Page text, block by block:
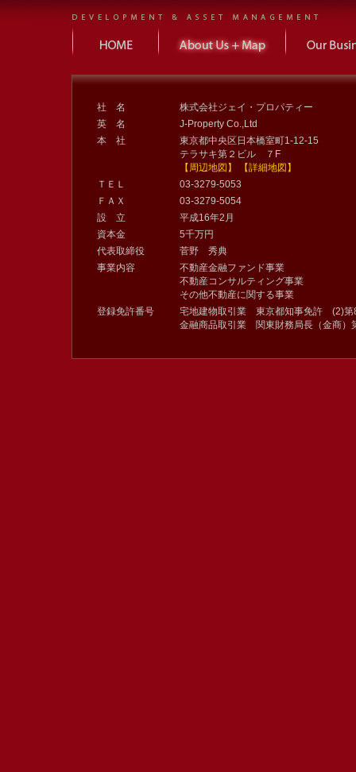
社 名
株式会社ジェイ・プロパティー
英 名
J-Property Co.,Ltd
本 社
東京都中央区日本橋室町1-12-15
テラサキ第２ビル ７F
【周辺地図】
【詳細地図】
ＴＥＬ
03-3279-5053
ＦＡＸ
03-3279-5054
設 立
平成16年2月
資本金
5千万円
代表取締役
菅野 秀典
事業内容
不動産金融ファンド事業
不動産コンサルティング事業
その他不動産に関する事業
登録免許番号
宅地建物取引業 東京都知事免許 (2)第
金融商品取引業 関東財務局長（金商）